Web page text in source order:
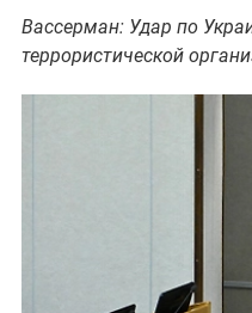
Вассерман: Удар по
террористической